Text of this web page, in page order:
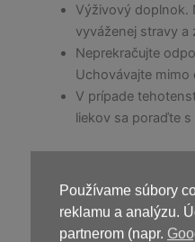
Používame súbory
reklamu a analýzu.
partnerom (napr.
Výživový doplnok.
vyváženej stravy
Neprekračujte
Uchovávajte mimo
V prípade
liekov sa poraďte
Kúpiť